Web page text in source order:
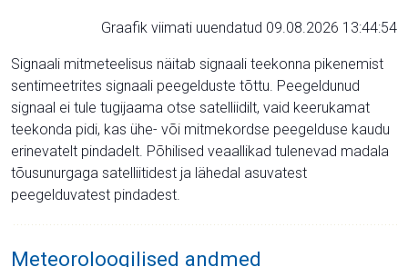
Graafik viimati uuendatud 09.08.2026 13:44:54
Signaali mitmeteelisus näitab signaali teekonna pikenemist
sentimeetrites signaali peegelduste tõttu. Peegeldunud
signaal ei tule tugijaama otse satelliidilt, vaid keerukamat
teekonda pidi, kas ühe- või mitmekordse peegelduse kaudu
erinevatelt pindadelt. Põhilised veaallikad tulenevad madala
tõusunurgaga satelliitidest ja lähedal asuvatest
peegelduvatest pindadest.
Meteoroloogilised andmed